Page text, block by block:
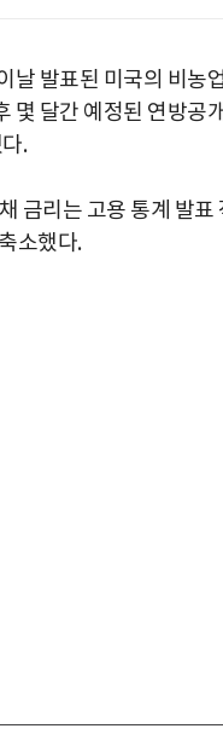
발표된 미국의 비농
몇 달간 예정된 연방공
.
금리는 고용 통계 발
소했다.